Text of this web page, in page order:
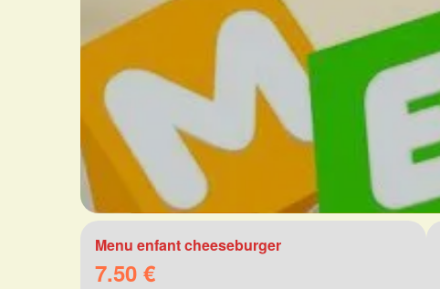
Menu enfant cheeseburger
7.50 €